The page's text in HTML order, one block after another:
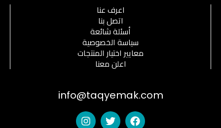
اعرف عنا
اتصل بنا
أسئلة شائعة
سياسة الخصوصية
معايير اختيار المنتجات
اعلن معنا
info@taqyemak.com
F
T
I